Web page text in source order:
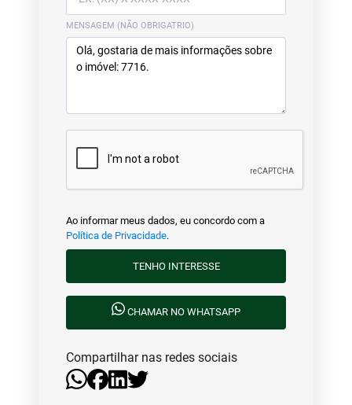
MENSAGEM (NÃO OBRIGATRIO)
Ao informar meus dados, eu concordo com a
Política de Privacidade.
TENHO INTERESSE
CHAMAR NO WHATSAPP
Compartilhar nas redes sociais